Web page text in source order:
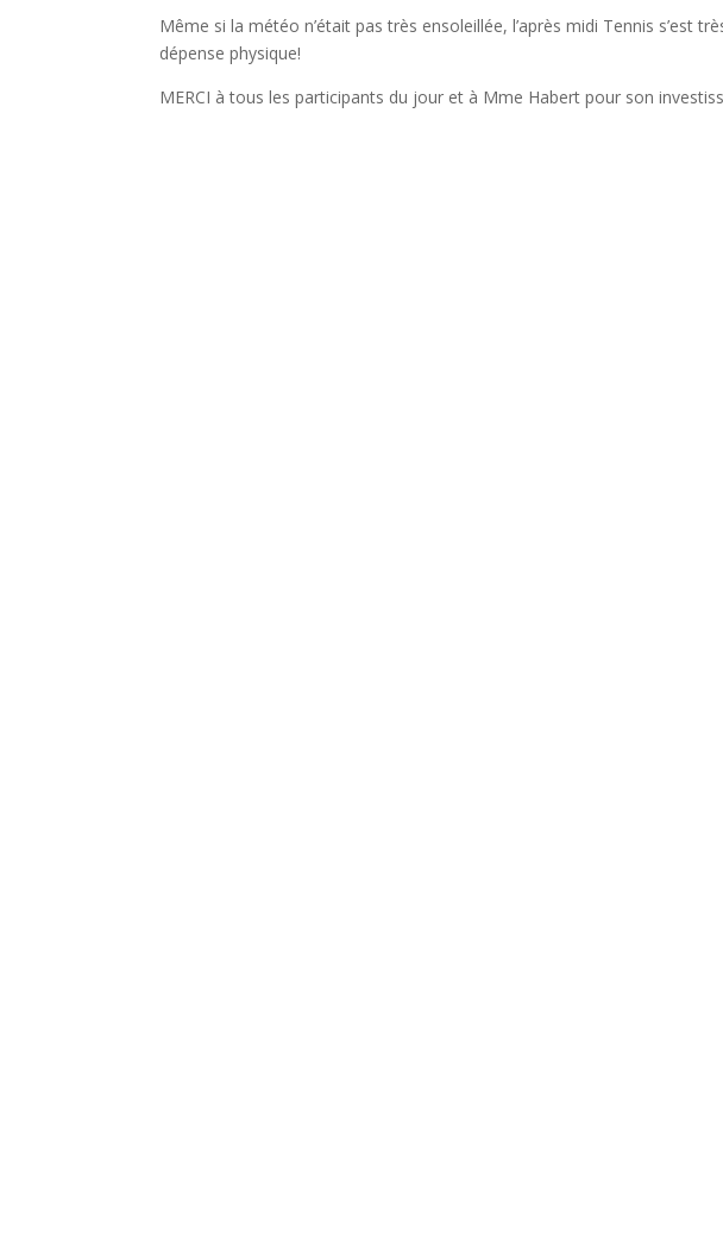
Même si la météo n’était pas très ensoleillée, l’après midi Tennis s’est
dépense physique!
MERCI à tous les participants du jour et à Mme Habert pour son